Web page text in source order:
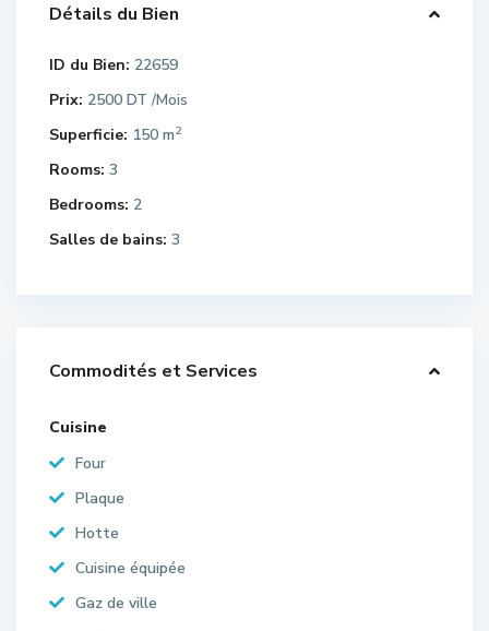
Détails du Bien
ID du Bien: 22659
Prix: 2500 DT /Mois
Superficie: 150 m2
Rooms: 3
Bedrooms: 2
Salles de bains: 3
Commodités et Services
Cuisine
Four
Plaque
Hotte
Cuisine équipée
Gaz de ville